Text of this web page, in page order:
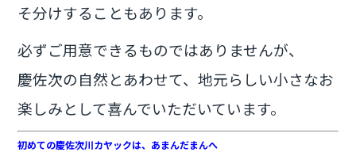
そ分けすることもあります。
必ずご用意できるものではありませんが、
慶佐次の自然とあわせて、地元らしい小さなお
楽しみとして喜んでいただいています。
初めての慶佐次川カヤックは、あまんだまんへ